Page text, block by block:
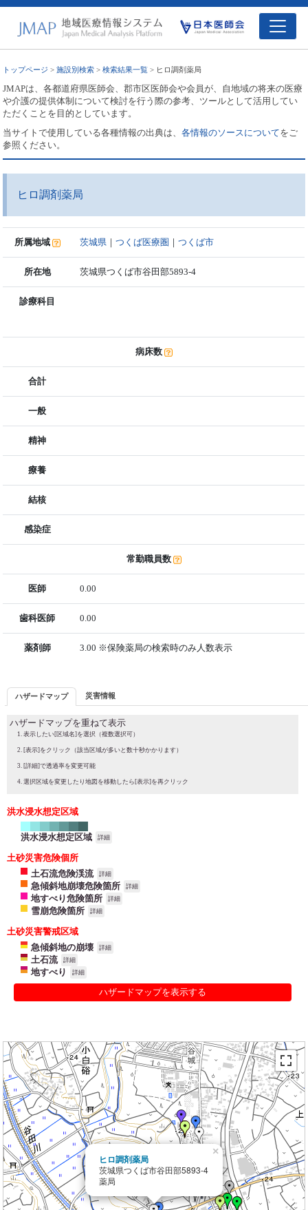
トップページ >施設別検索 >検索結果一覧 > ヒロ調剤薬局
JMAPは、各都道府県医師会、郡市区医師会や会員が、自地域の将来の医療
や介護の提供体制について検討を行う際の参考、ツールとして活用してい
ただくことを目的としています。
当サイトで使用している各種情報の出典は、各情報のソースについてをご
参照ください。
ヒロ調剤薬局
所属地域 茨城県 ｜つくば医療圏 ｜つくば市
所在地 茨城県つくば市谷田部5893-4
診療科目
病床数
合計
一般
精神
療養
結核
感染症
常勤職員数
医師 0.00
歯科医師 0.00
薬剤師 3.00 ※保険薬局の検索時のみ人数表示
ハザードマップ 災害情報
ハザードマップを重ねて表示
表示したい[区域名]を選択（複数選択可）
[表示]をクリック（該当区域が多いと数十秒かかります）
[詳細]で透過率を変更可能
選択区域を変更したり地図を移動したら[表示]を再クリック
洪水浸水想定区域
洪水浸水想定区域 詳細
土砂災害危険個所
土石流危険渓流
詳細
急傾斜地崩壊危険箇所 詳細
地すべり危険箇所 詳細
雪崩危険箇所 詳細
土砂災害警戒区域
急傾斜地の崩壊
詳細
土石流 詳細
地すべり 詳細
ハザードマップを表示する
ヒロ調剤薬局
茨城県つくば市谷田部5893-4
薬局
×